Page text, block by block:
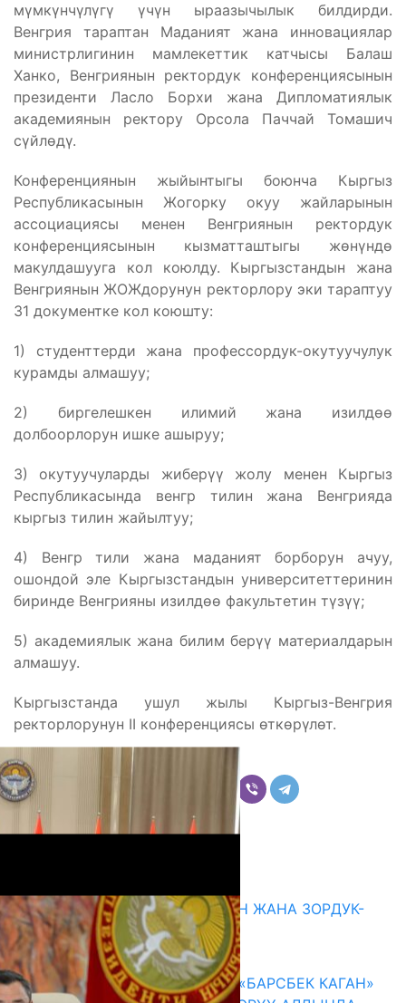
мүмкүнчүлүгү үчүн ыраазычылык билдирди.
Венгрия тараптан Маданият жана инновациялар
министрлигинин мамлекеттик катчысы Балаш
Ханко, Венгриянын ректордук конференциясынын
президенти Ласло Борхи жана Дипломатиялык
академиянын ректору Орсола Паччай Томашич
сүйлөдү.
Конференциянын жыйынтыгы боюнча Кыргыз
Республикасынын Жогорку окуу жайларынын
ассоциациясы менен Венгриянын ректордук
конференциясынын кызматташтыгы жөнүндө
макулдашууга кол коюлду. Кыргызстандын жана
Венгриянын ЖОЖдорунун ректорлору эки тараптуу
31 документке кол коюшту:
1) студенттерди жана профессордук-окутуучулук
курамды алмашуу;
2) биргелешкен илимий жана изилдөө
долбоорлорун ишке ашыруу;
3) окутуучуларды жиберүү жолу менен Кыргыз
Республикасында венгр тилин жана Венгрияда
кыргыз тилин жайылтуу;
4) Венгр тили жана маданият борборун ачуу,
ошондой эле Кыргызстандын университеттеринин
биринде Венгрияны изилдөө факультетин түзүү;
5) академиялык жана билим берүү материалдарын
алмашуу.
Кыргызстанда ушул жылы Кыргыз-Венгрия
ректорлорунун II конференциясы өткөрүлөт.
Комментарийлер
ГЕНДЕРДИК БАСМЫРЛООДОН ЖАНА ЗОРДУК-
ЗОМБУЛУКТАН КОРГОО
07.08.2026
КЫРГЫЗ ТАРЫХЫ ТАСМАДА: «БАРСБЕК КАГАН»